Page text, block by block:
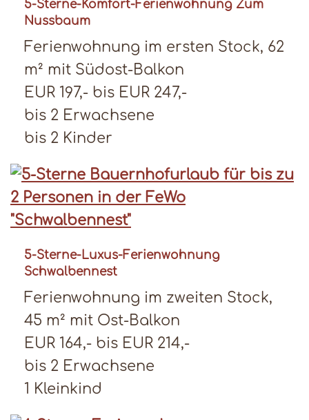
5-Sterne-Komfort-Ferienwohnung Zum
Nussbaum
Ferienwohnung im ersten Stock, 62
m² mit Südost-Balkon
EUR 197,- bis EUR 247,-
bis 2 Erwachsene
bis 2 Kinder
5-Sterne-Luxus-Ferienwohnung
Schwalbennest
Ferienwohnung im zweiten Stock,
45 m² mit Ost-Balkon
EUR 164,- bis EUR 214,-
bis 2 Erwachsene
1 Kleinkind